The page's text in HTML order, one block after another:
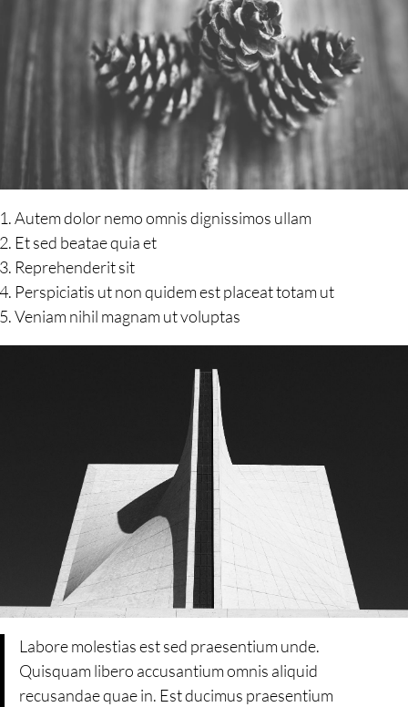
Autem dolor nemo omnis dignissimos ullam
Et sed beatae quia et
Reprehenderit sit
Perspiciatis ut non quidem est placeat totam ut
Veniam nihil magnam ut voluptas
Labore molestias est sed praesentium unde.
Quisquam libero accusantium omnis aliquid
recusandae quae in. Est ducimus praesentium